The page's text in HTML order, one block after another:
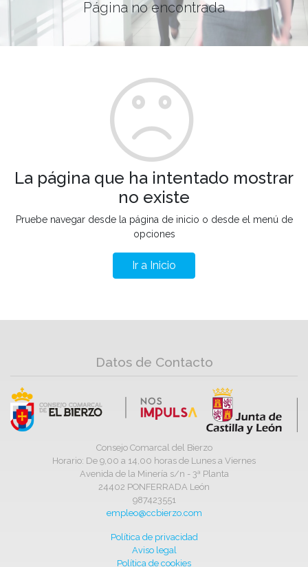
Página no encontrada
La página que ha intentado mostrar
no existe
Pruebe navegar desde la página de inicio o desde el menú de
opciones
Ir a Inicio
Datos de Contacto
Consejo Comarcal del Bierzo
Horario: De 9,00 a 14,00 horas de Lunes a Viernes
Avenida de la Minería s/n - 3ª Planta
24402 PONFERRADA León
987423551
empleo@ccbierzo.com
Política de privacidad
Aviso legal
Política de cookies